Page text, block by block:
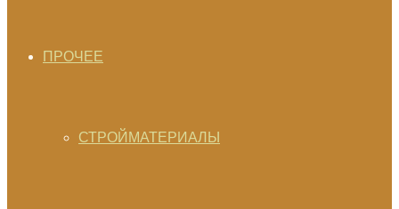
ПРОЧЕЕ
СТРОЙМАТЕРИАЛЫ